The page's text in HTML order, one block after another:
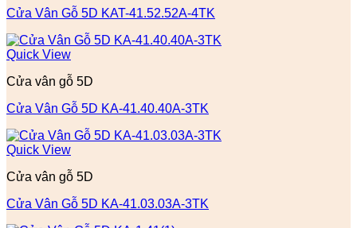
Cửa Vân Gỗ 5D KAT-41.52.52A-4TK
Quick View
Cửa vân gỗ 5D
Cửa Vân Gỗ 5D KA-41.40.40A-3TK
Quick View
Cửa vân gỗ 5D
Cửa Vân Gỗ 5D KA-41.03.03A-3TK